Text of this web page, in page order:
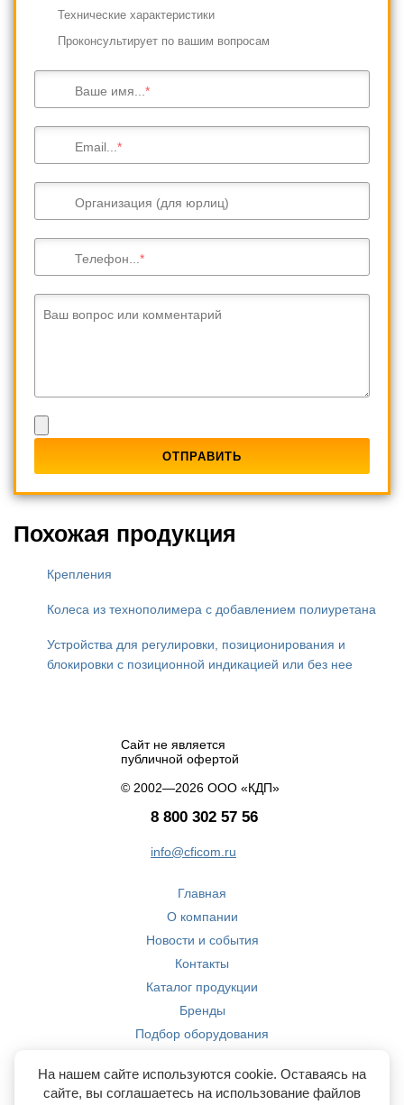
Технические характеристики
Проконсультирует по вашим вопросам
Ваше имя...
Email...
Организация (для юрлиц)
Телефон...
Ваш вопрос или комментарий
Похожая продукция
Крепления
Колеса из технополимера с добавлением полиуретана
Устройства для регулировки, позиционирования и
блокировки с позиционной индикацией или без нее
Сайт не является
публичной офертой
© 2002—2026 ООО «КДП»
8 800 302 57 56
info@cficom.ru
Главная
О компании
Новости и события
Контакты
Каталог продукции
Бренды
Подбор оборудования
Компетенции
На нашем сайте используются cookie. Оставаясь на
сайте, вы соглашаетесь на использование файлов